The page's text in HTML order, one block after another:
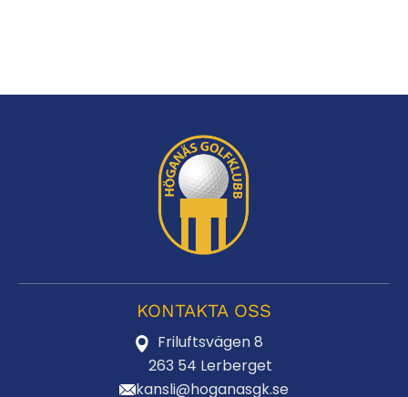
KONTAKTA OSS
Friluftsvägen 8
263 54 Lerberget
kansli@hoganasgk.se